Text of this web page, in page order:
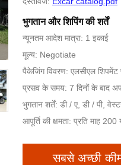
भुगतान और शिपिंग की शर्तें
न्यूनतम आदेश मात्रा: 1 इकाई
मूल्य: Negotiate
पैकेजिंग विवरण: एलसीएल
प्रसव के समय: 7 दिनों के बाद
भुगतान शर्तें: डी / ए, डी / पी,
आपूर्ति की क्षमता: प्रति माह 200
सबसे अच्छी